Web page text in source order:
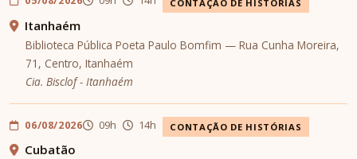
CONTAÇÃO DE HISTÓRIAS
Itanhaém
Biblioteca Pública Poeta Paulo Bomfim — Rua Cunha Moreira,
71, Centro, Itanhaém
Cia. Bisclof - Itanhaém
06/08/2026 09h 14h CONTAÇÃO DE HISTÓRIAS
Cubatão